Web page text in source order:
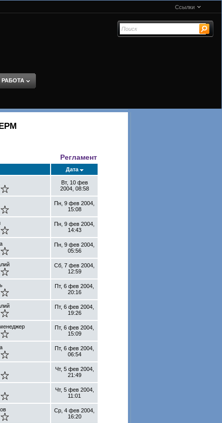
Ссылки
РАБОТА
Регламент
Дата
Вт, 10 фев
2004, 08:58
Пн, 9 фев 2004,
15:08
Пн, 9 фев 2004,
14:43
Пн, 9 фев 2004,
05:56
Сб, 7 фев 2004,
12:59
Пт, 6 фев 2004,
20:16
Пт, 6 фев 2004,
19:26
Пт, 6 фев 2004,
15:09
Пт, 6 фев 2004,
06:54
Чт, 5 фев 2004,
21:49
Чт, 5 фев 2004,
11:01
Ср, 4 фев 2004,
16:20